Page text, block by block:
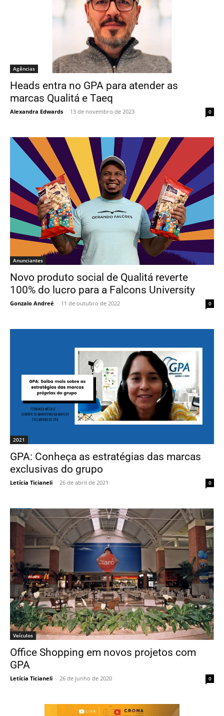
Agências
Heads entra no GPA para atender as
marcas Qualitá e Taeq
Alexandra Edwards - 13 de novembro de 2023 0
Anunciantes
Novo produto social de Qualitá reverte
100% do lucro para a Falcons University
Gonzalo Andreé - 11 de outubro de 2022 0
2021
GPA: Conheça as estratégias das marcas
exclusivas do grupo
Letícia Ticianeli - 26 de abril de 2021 0
Veículos
Office Shopping em novos projetos com
GPA
Letícia Ticianeli - 26 de junho de 2020 0